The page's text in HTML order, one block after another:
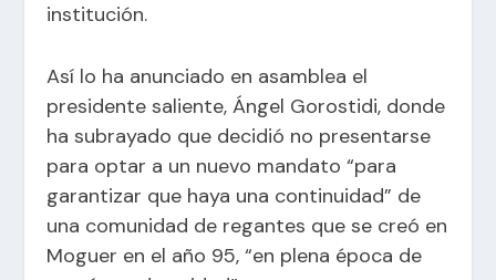
institución.
Así lo ha anunciado en asamblea el
presidente saliente, Ángel Gorostidi, donde
ha subrayado que decidió no presentarse
para optar a un nuevo mandato “para
garantizar que haya una continuidad” de
una comunidad de regantes que se creó en
Moguer en el año 95, “en plena época de